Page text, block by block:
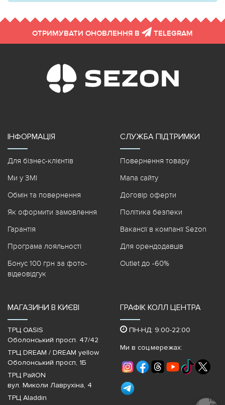
ОТРИМУВАТИ ОНОВЛЕННЯ В TELEGRAM
ІНФОРМАЦІЯ
Для бізнес-клієнтів
Ми у ЗМІ
Обмін та повернення
Як оформити замовлення
Гарантія
Програма лояльності
Бонус 100 грн за фото-
відеовідгук
СЛУЖБА ПІДТРИМКИ
Повернення товару
Мапа сайту
Договір оферти
Політика безпеки
Вакансії в компанії Sezon
Для орендодавців
Outlet до -60%
МАГАЗИНИ В КИЄВІ
ТРЦ OASIS
Оболонський просп. 47/42
ТРЦ DREAM / DREAM yellow
Оболонський просп, 1Б
ТРЦ РайON
вул. Миколи Лаврухіна, 4
ТРЦ Aladdin
ГРАФІК КОЛЛ ЦЕНТРА
ПН-НД: 9:00-22:00
Ми в соц.мережах:
Почати